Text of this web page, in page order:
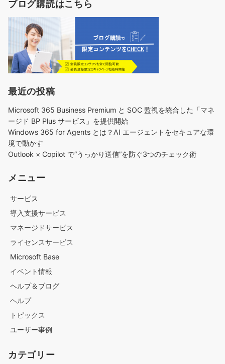
ブログ購読はこちら
最近の投稿
Microsoft 365 Business Premium と SOC 監視を統合した「マネ
ージド BP Plus サービス」を提供開始
Windows 365 for Agents とは？AI エージェントをセキュアな環
境で動かす
Outlook × Copilot で“うっかり送信”を防ぐ3つのチェック術​
メニュー
サービス
導入支援サービス
マネージドサービス
ライセンスサービス
Microsoft Base
イベント情報
ヘルプ＆ブログ
ヘルプ
トピックス
ユーザー事例
カテゴリー